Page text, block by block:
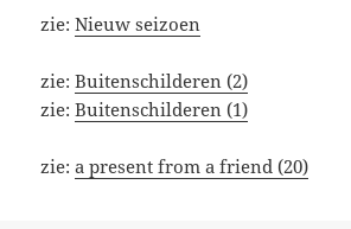
zie:Nieuw seizoen
zie:Buitenschilderen (2)
zie:Buitenschilderen (1)
zie:a present from a friend (20)